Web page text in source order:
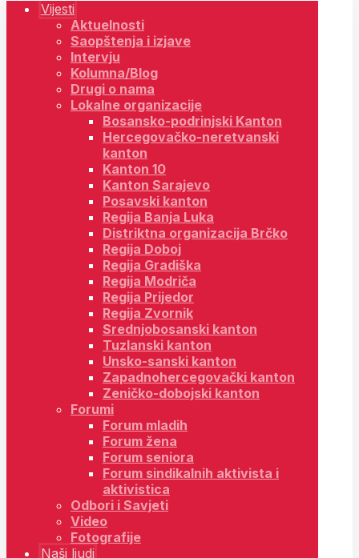
Vijesti
Aktuelnosti
Saopštenja i izjave
Intervju
Kolumna/Blog
Drugi o nama
Lokalne organizacije
Bosansko-podrinjski Kanton
Hercegovačko-neretvanski
kanton
Kanton 10
Kanton Sarajevo
Posavski kanton
Regija Banja Luka
Distriktna organizacija Brčko
Regija Doboj
Regija Gradiška
Regija Modriča
Regija Prijedor
Regija Zvornik
Srednjobosanski kanton
Tuzlanski kanton
Unsko-sanski kanton
Zapadnohercegovački kanton
Zeničko-dobojski kanton
Forumi
Forum mladih
Forum žena
Forum seniora
Forum sindikalnih aktivista i
aktivistica
Odbori i Savjeti
Video
Fotografije
Naši ljudi